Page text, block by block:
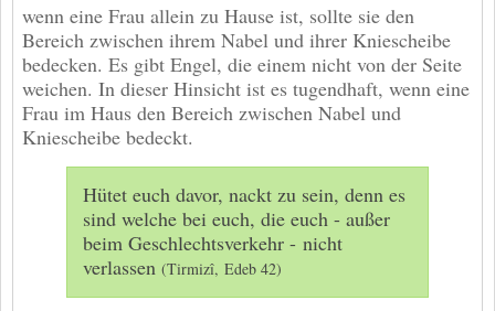
wenn eine Frau allein zu Hause ist, sollte sie den
Bereich zwischen ihrem Nabel und ihrer Kniescheibe
bedecken. Es gibt Engel, die einem nicht von der Seite
weichen. In dieser Hinsicht ist es tugendhaft, wenn eine
Frau im Haus den Bereich zwischen Nabel und
Kniescheibe bedeckt.
Hütet euch davor, nackt zu sein, denn es
sind welche bei euch, die euch - außer
beim Geschlechtsverkehr - nicht
verlassen (Tirmizî, Edeb 42)